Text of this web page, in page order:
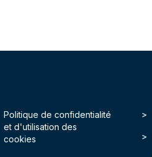
Politique de confidentialité
et d'utilisation des
cookies